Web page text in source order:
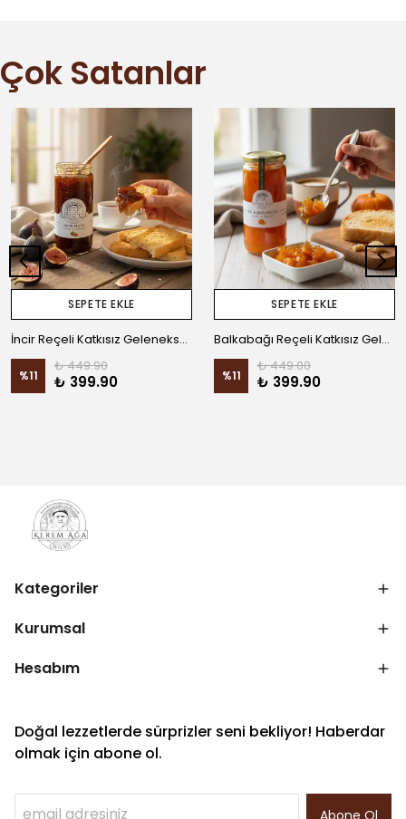
Çok Satanlar
SEPETE EKLE
İncir Reçeli Katkısız Geleneksel Ev Yapımı
%11
₺ 449.90
₺ 399.90
SEPETE EKLE
Balkabağı Reçeli Katkısız Geleneksel Ev Yapımı
%11
₺ 449.00
₺ 399.90
Kategoriler
Kurumsal
Hesabım
Doğal lezzetlerde sürprizler seni bekliyor! Haberdar
olmak için abone ol.